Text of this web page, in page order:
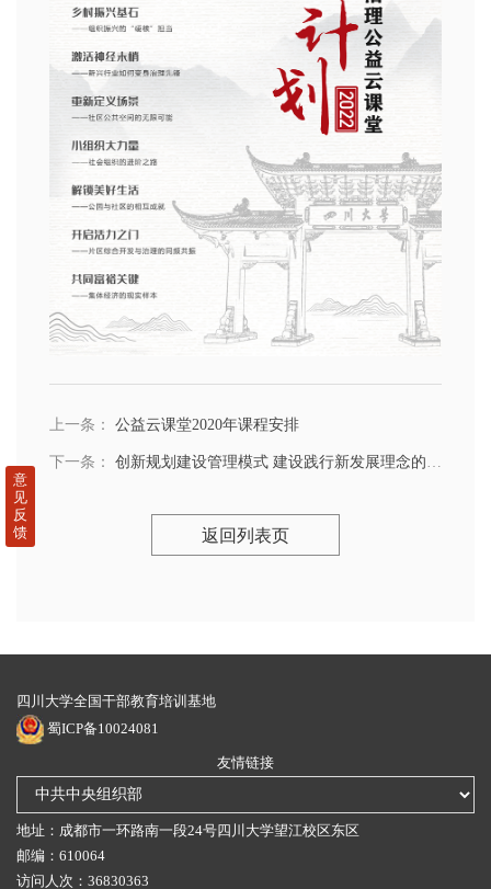
上一条： 公益云课堂2020年课程安排
下一条： 创新规划建设管理模式 建设践行新发展理念的公园城市示范区
返回列表页
四川大学全国干部教育培训基地
蜀ICP备10024081
友情链接
地址：成都市一环路南一段24号四川大学望江校区东区
邮编：610064
访问人次：36830363
意
见
反
馈